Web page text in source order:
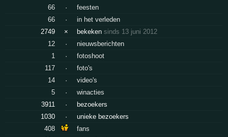
66 ·
feesten
66
·
in het verleden
2749
× bekekensinds 13 juni 2012
12
·
nieuwsberichten
1
·
fotoshoot
117
·
foto's
14
·
video's
5
·
winacties
3911
·
bezoekers
1030
·
unieke bezoekers
408
fans